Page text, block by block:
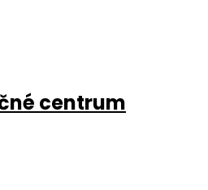
centrum